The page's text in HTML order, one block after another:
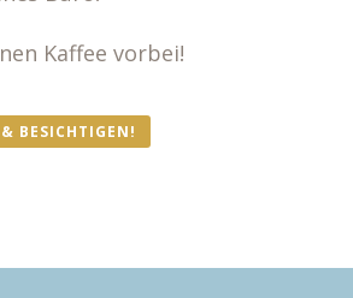
Kaffee vorbei!
BESICHTIGEN!